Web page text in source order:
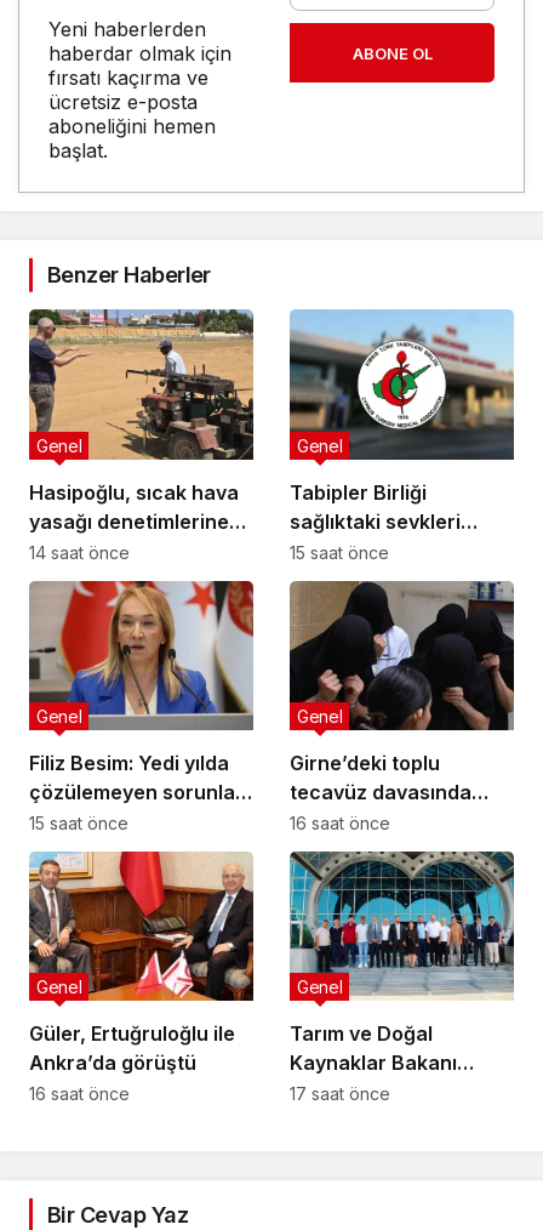
Yeni haberlerden
haberdar olmak için
fırsatı kaçırma ve
ücretsiz e-posta
aboneliğini hemen
başlat.
ABONE OL
Benzer Haberler
Hasipoğlu, sıcak hava
yasağı denetimlerine
sahada katıldı
Genel
14 saat önce
Tabipler Birliği
sağlıktaki sevkleri
eleştirdi: Harcamalar
kamuoyuyla
paylaşılmalı!
Genel
15 saat önce
Filiz Besim: Yedi yılda
çözülemeyen sorunlar
seçim öncesinde
verilen vaatlerle
çözülemez
Genel
15 saat önce
Girne’deki toplu
tecavüz davasında
karar: 5 sanığa toplam
55 yıl hapis
Genel
16 saat önce
Güler, Ertuğruloğlu ile
Ankra’da görüştü
Genel
16 saat önce
Tarım ve Doğal
Kaynaklar Bakanı
Çavuş “Büyük Harup
Genel
17 saat önce
Bir Cevap Yaz